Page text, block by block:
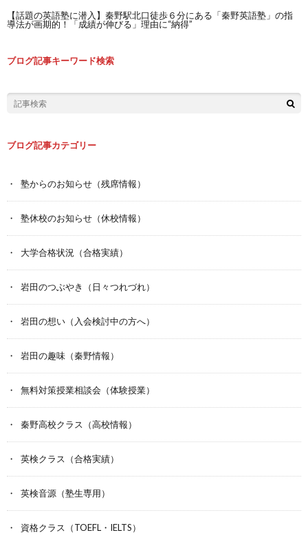
【話題の英語塾に潜入】秦野駅北口徒歩６分にある「秦野英語塾」の指
導法が画期的！「成績が伸びる」理由に“納得”
ブログ記事キーワード検索
ブログ記事カテゴリー
塾からのお知らせ（残席情報）
塾休校のお知らせ（休校情報）
大学合格状況（合格実績）
岩田のつぶやき（日々つれづれ）
岩田の想い（入会検討中の方へ）
岩田の趣味（秦野情報）
無料対策授業相談会（体験授業）
秦野高校クラス（高校情報）
英検クラス（合格実績）
英検音源（塾生専用）
資格クラス（TOEFL・IELTS）